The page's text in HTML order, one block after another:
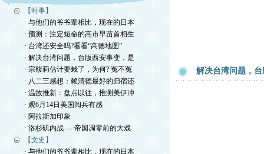
【时事】
· 与他们的爷爷辈相比，现在的日本
· 预测：注定短命的高市早苗首相生
· 台湾还安全吗?看看“高德地图”
· 解决台湾问题，台版西安事变，是
· 宗馥莉估计要栽了，为何? 冤不冤
· 八二三感想：赖清德最好的归宿还
· 温故推新：盘点以往，推测美伊冲
· 观6月14日美国阅兵有感
· 阿拉斯加印象
· 洛杉矶内战 — 帝国凋零前的大戏
【文史】
· 与他们的爷爷辈相比，现在的日本
解决台湾问题，